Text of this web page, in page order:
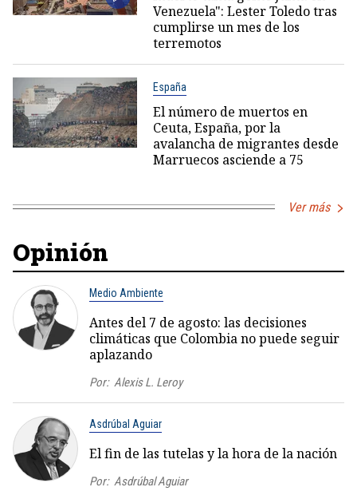
Venezuela": Lester Toledo tras
cumplirse un mes de los
terremotos
España
El número de muertos en
Ceuta, España, por la
avalancha de migrantes desde
Marruecos asciende a 75
Ver más
Opinión
Medio Ambiente
Antes del 7 de agosto: las decisiones
climáticas que Colombia no puede seguir
aplazando
Por: Alexis L. Leroy
Asdrúbal Aguiar
El fin de las tutelas y la hora de la nación
Por: Asdrúbal Aguiar